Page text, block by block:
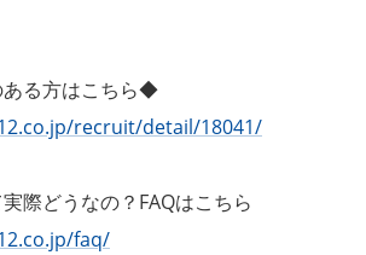
る方はこちら◆
recruit/detail/18041/
際どうなの？FAQはこちら
faq/